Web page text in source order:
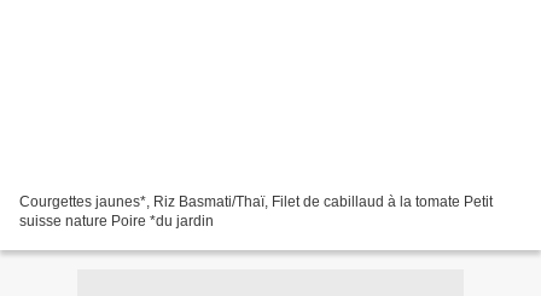
Courgettes jaunes*, Riz Basmati/Thaï, Filet de cabillaud à la tomate Petit
suisse nature Poire *du jardin